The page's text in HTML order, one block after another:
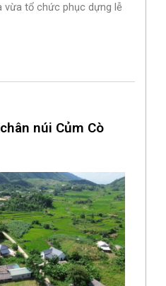
vừa tổ chức phục dựng lễ
núi Củm Cò